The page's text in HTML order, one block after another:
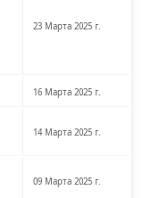
23 Марта 2025 г.
16 Марта 2025 г.
14 Марта 2025 г.
09 Марта 2025 г.